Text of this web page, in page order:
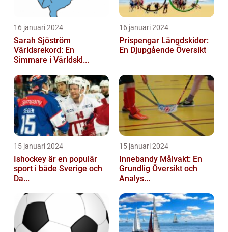
16 januari 2024
Sarah Sjöström
Världsrekord: En
Simmare i Världskl...
16 januari 2024
Prispengar Längdskidor:
En Djupgående Översikt
15 januari 2024
Ishockey är en populär
sport i både Sverige och
Da...
15 januari 2024
Innebandy Målvakt: En
Grundlig Översikt och
Analys...